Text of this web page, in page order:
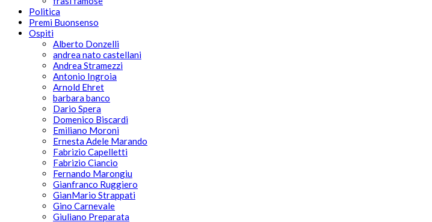
Politica
Premi Buonsenso
Ospiti
Alberto Donzelli
andrea nato castellani
Andrea Stramezzi
Antonio Ingroia
Arnold Ehret
barbara banco
Dario Spera
Domenico Biscardi
Emiliano Moroni
Ernesta Adele Marando
Fabrizio Capelletti
Fabrizio Ciancio
Fernando Marongiu
Gianfranco Ruggiero
GianMario Strappati
Gino Carnevale
Giuliano Preparata